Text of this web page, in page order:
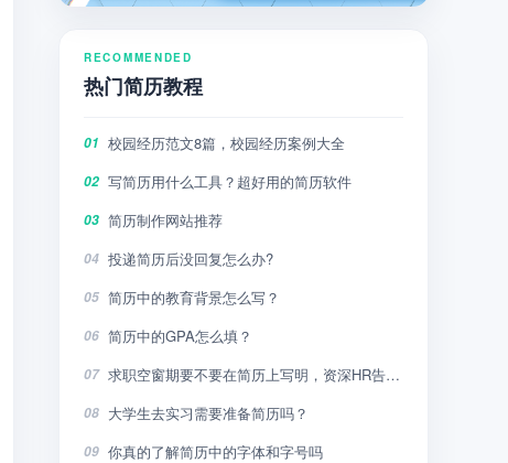
RECOMMENDED
热门简历教程
01 校园经历范文8篇，校园经历案例大全
02 写简历用什么工具？超好用的简历软件
03 简历制作网站推荐
04 投递简历后没回复怎么办?
05 简历中的教育背景怎么写？
06 简历中的GPA怎么填？
07 求职空窗期要不要在简历上写明，资深HR告诉你
08 大学生去实习需要准备简历吗？
09 你真的了解简历中的字体和字号吗